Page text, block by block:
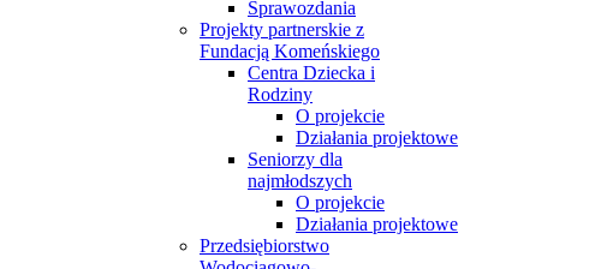
Sprawozdania
Projekty partnerskie z
Fundacją Komeńskiego
Centra Dziecka i
Rodziny
O projekcie
Działania projektowe
Seniorzy dla
najmłodszych
O projekcie
Działania projektowe
Przedsiębiorstwo